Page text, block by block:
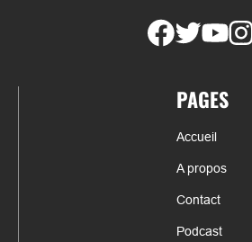
PAGES
Accueil
A propos
Contact
Podcast